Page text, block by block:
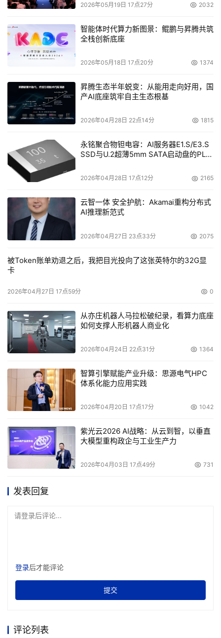
2026年05月19日 17点27分 2032
智能体时代算力新图景：鲲鹏与昇腾共筑
全栈创新底座
2026年05月18日 17点20分 1374
昇腾生态半年蜕变：从能用走向好用，国
产AI底座筑牢自主生态根基
2026年04月28日 22点14分 1815
永铭聚合物钽电容：AI服务器E1.S/E3.S
SSD与U.2超薄5mm SATA启动盘的PLP
2026年04月28日 17点12分 2165
云智一体 安全护航：Akamai重构分布式
AI推理新范式
2026年04月27日 23点33分 2075
被Token账单劝退之后，我把目光投向了这张英特尔的32G显
卡
2026年04月27日 17点59分 0
从亦庄机器人马拉松破纪录，看算力底座
如何支撑人形机器人商业化
2026年04月24日 22点31分 1364
智算引擎赋能产业升级：思源电气HPC
体系化能力应用实践
2026年04月20日 17点17分 1042
紫光云2026 AI战略：从云到智，以垂直
大模型重构政企与工业生产力
2026年04月03日 17点49分 731
发表回复
请登录后评论...
登录后才能评论
提交
评论列表